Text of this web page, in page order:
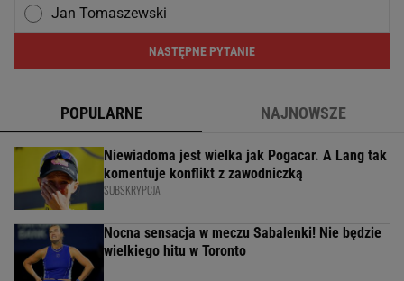
Jan Tomaszewski
NASTĘPNE PYTANIE
POPULARNE NAJNOWSZE
Niewiadoma jest wielka jak Pogacar. A Lang tak
komentuje konflikt z zawodniczką
SUBSKRYPCJA
Nocna sensacja w meczu Sabalenki! Nie będzie
wielkiego hitu w Toronto